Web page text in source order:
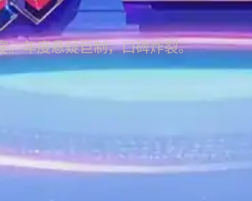
。年度悬疑巨制，口碑炸裂。